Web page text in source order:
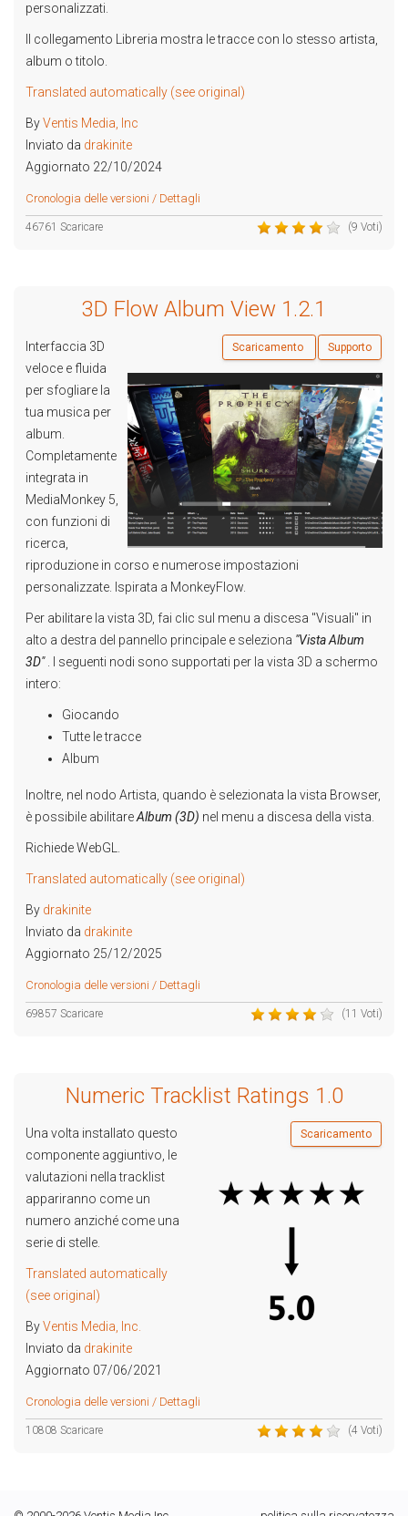
personalizzati.
Il collegamento Libreria mostra le tracce con lo stesso artista,
album o titolo.
Translated automatically (see original)
ByVentis Media, Inc
Inviato da drakinite
Aggiornato 22/10/2024
Cronologia delle versioni / Dettagli
(9 Voti)
46761 Scaricare
3D Flow Album View 1.2.1
Scaricamento Supporto
Interfaccia 3D
veloce e fluida
per sfogliare la
tua musica per
album.
Completamente
integrata in
MediaMonkey 5,
con funzioni di
ricerca,
riproduzione in corso e numerose impostazioni
personalizzate. Ispirata a MonkeyFlow.
Per abilitare la vista 3D, fai clic sul menu a discesa "Visuali" in
alto a destra del pannello principale e seleziona "Vista Album
3D". I seguenti nodi sono supportati per la vista 3D a schermo
intero:
Giocando
Tutte le tracce
Album
Inoltre, nel nodo Artista, quando è selezionata la vista Browser,
è possibile abilitareAlbum (3D) nel menu a discesa della vista.
Richiede WebGL.
Translated automatically (see original)
By drakinite
Inviato da drakinite
Aggiornato 25/12/2025
Cronologia delle versioni / Dettagli
(11 Voti)
69857 Scaricare
Numeric Tracklist Ratings 1.0
Scaricamento
Una volta installato questo
componente aggiuntivo, le
valutazioni nella tracklist
appariranno come un
numero anziché come una
serie di stelle.
Translated automatically
(see original)
ByVentis Media, Inc.
Inviato da drakinite
Aggiornato 07/06/2021
Cronologia delle versioni / Dettagli
(4 Voti)
10808 Scaricare